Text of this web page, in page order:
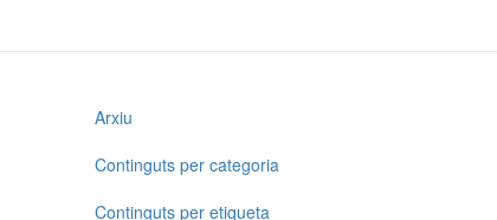
Menú
Arxiu
Continguts per categoria
Continguts per etiqueta